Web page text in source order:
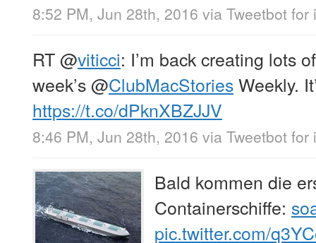
8:52 PM, Jun 28th, 2016 via Tweetbot for
RT@viticci: I’m back creating lots
week’s@ClubMacStoriesWeekly.
https://t.co/dPknXBZJJV
8:46 PM, Jun 28th, 2016 via Tweetbot for
Bald kommen die
Containerschiffe:
pic.twitter.com/